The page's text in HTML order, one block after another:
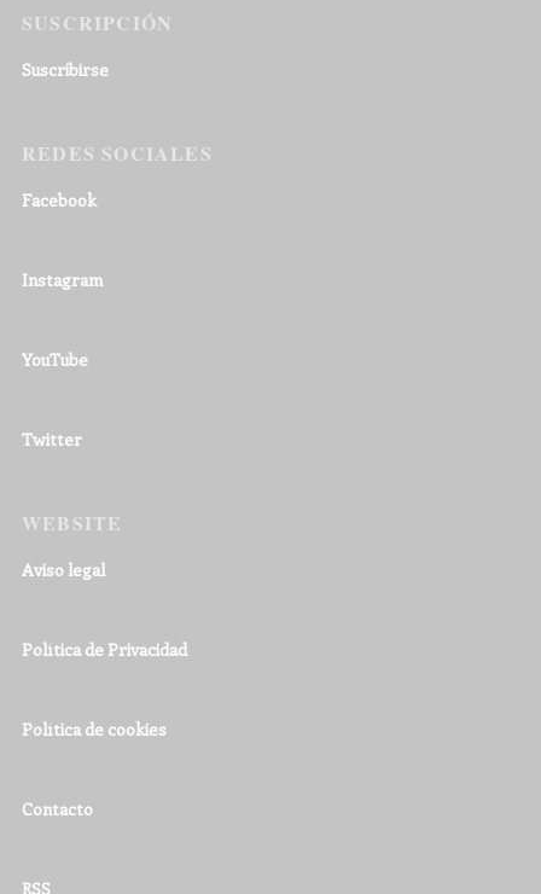
SUSCRIPCIÓN
Suscribirse
REDES SOCIALES
Facebook
Instagram
YouTube
Twitter
WEBSITE
Aviso legal
Política de Privacidad
Política de cookies
Contacto
RSS